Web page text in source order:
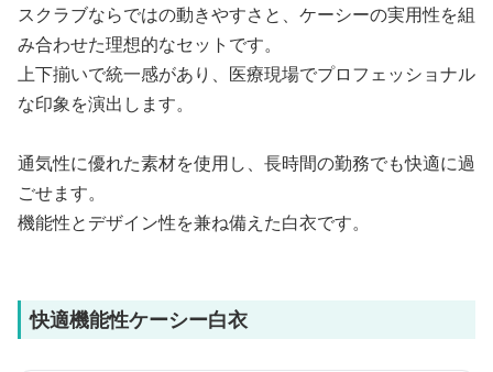
スクラブならではの動きやすさと、ケーシーの実用性を組
み合わせた理想的なセットです。
上下揃いで統一感があり、医療現場でプロフェッショナル
な印象を演出します。
通気性に優れた素材を使用し、長時間の勤務でも快適に過
ごせます。
機能性とデザイン性を兼ね備えた白衣です。
快適機能性ケーシー白衣